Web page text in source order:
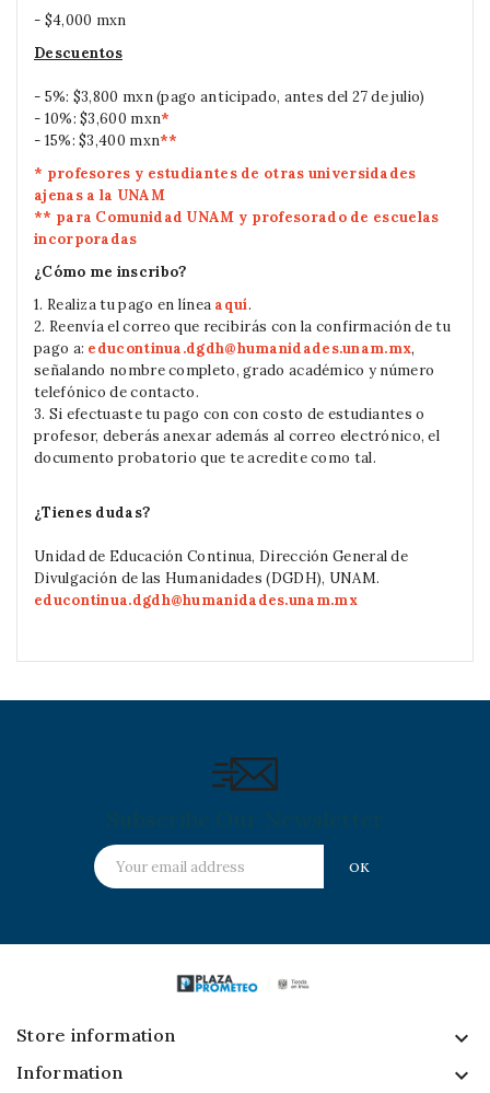
- $4,000 mxn
Descuentos
- 5%: $3,800 mxn (pago anticipado, antes del 27 de julio)
- 10%: $3,600 mxn*
- 15%: $3,400 mxn**
* profesores y estudiantes de otras universidades
ajenas a la UNAM
** para Comunidad UNAM y profesorado de escuelas
incorporadas
¿Cómo me inscribo?
1. Realiza tu pago en línea aquí.
2. Reenvía el correo que recibirás con la confirmación de tu
pago a: educontinua.dgdh@humanidades.unam.mx,
señalando nombre completo, grado académico y número
telefónico de contacto.
3. Si efectuaste tu pago con con costo de estudiantes o
profesor, deberás anexar además al correo electrónico, el
documento probatorio que te acredite como tal.
¿Tienes dudas?
Unidad de Educación Continua, Dirección General de
Divulgación de las Humanidades (DGDH), UNAM.
educontinua.dgdh@humanidades.unam.mx
Store information keyboard_arrow_down
Information 